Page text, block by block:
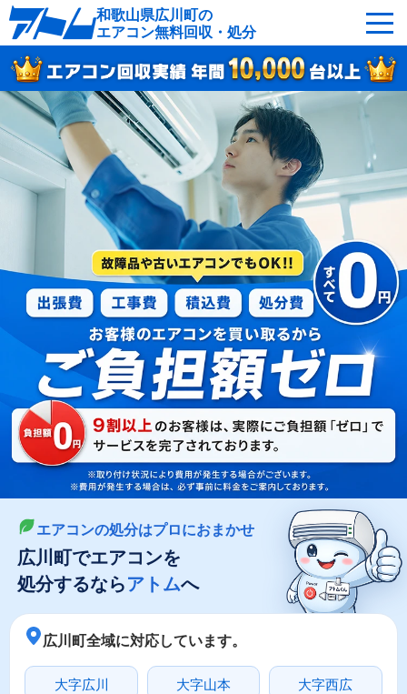
和歌山県広川町の
エアコン無料回収・処分
サービスの特徴 回収可能なエアコン
対応エリア 回収の流れ
よくあるご質問 運営会社
広川町へ無料出張
最短即日 お急ぎの方はこちら
050-5482-9461
受付：24時間年中無休（通話料無料）
LINEやメールでカンタン依頼
メールで回収依頼 LINEで回収依頼
エアコンの処分はプロにおまかせ
広川町でエアコンを
処分するならアトムへ
広川町全域に対応しています。
大字広川 大字山本 大字西広